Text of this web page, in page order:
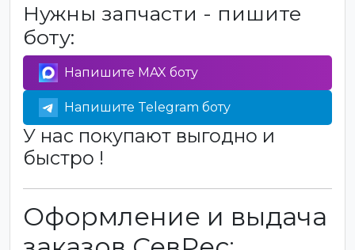
Нужны запчасти - пишите
боту:
Напишите MAX боту
Напишите Telegram боту
У нас покупают выгодно и
быстро !
Оформление и выдача